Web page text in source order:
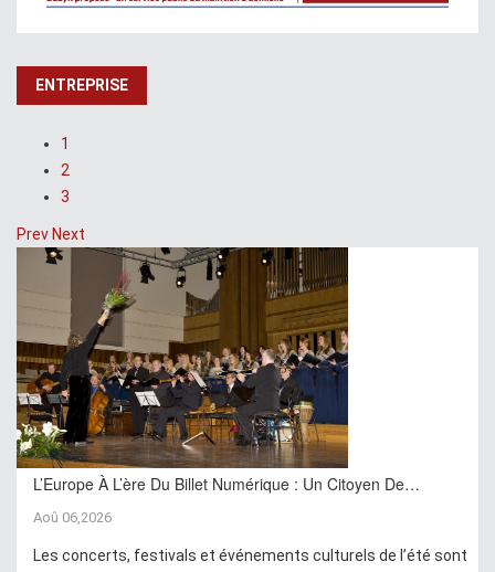
ENTREPRISE
1
2
3
Prev Next
L’Europe À L’ère Du Billet Numérique : Un Citoyen De…
Aoû 06,2026
Les concerts, festivals et événements culturels de l’été sont